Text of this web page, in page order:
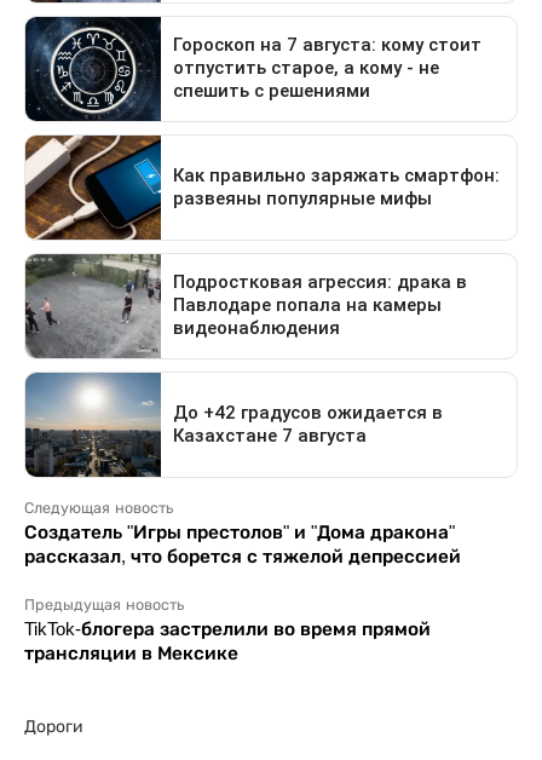
Следующая новость
Создатель "Игры престолов" и "Дома дракона"
рассказал, что борется с тяжелой депрессией
Предыдущая новость
TikTok-блогера застрелили во время прямой
трансляции в Мексике
Дороги